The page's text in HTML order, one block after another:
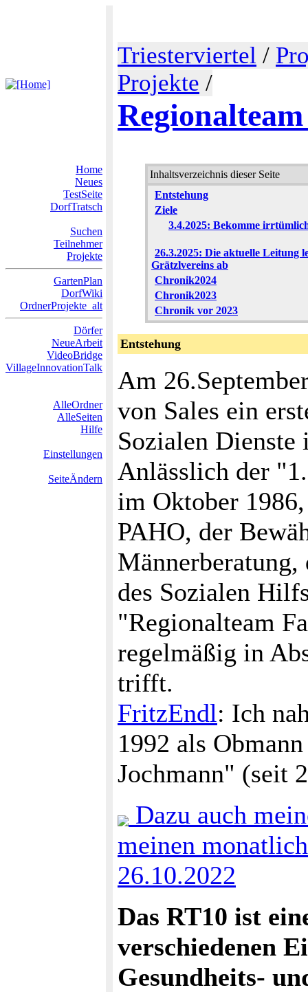
Triesterviertel /
Projekte /
Home
Neues
TestSeite
DorfTratsch
Suchen
Teilnehmer
Projekte
GartenPlan
DorfWiki
OrdnerProjekte_alt
Dörfer
NeueArbeit
VideoBridge
VillageInnovationTalk
AlleOrdner
AlleSeiten
Hilfe
Einstellungen
SeiteÄndern
Inhaltsverzeichnis dieser Seite
Entstehung
Ziele
3.4.2025: Bekomme
26.3.2025: Die aktuelle Leitung
Grätzlvereins ab
Chronik2024
Chronik2023
Chronik vor 2023
Entstehung
Am
von Sales ein
Sozialen
Anlässlich der
im Oktober
PAHO, der
des Sozialen
"Regionalteam
regelmäßig in
trifft.
FritzEndl: Ich
1992 als
Jochmann" (seit
Dazu auch
meinen
26.10.2022
Das RT10 ist
verschiedenen
Gesundheits-